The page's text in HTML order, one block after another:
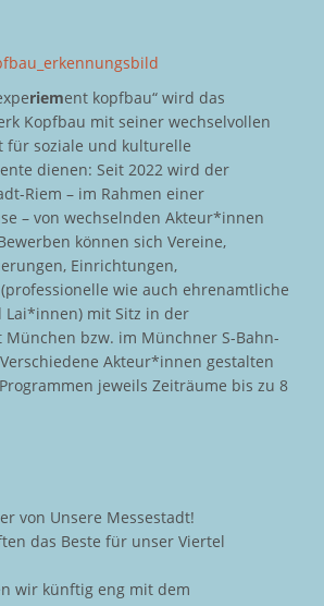
riement kopfbau“ wird das
Kopfbau mit seiner wechselvollen
für soziale und kulturelle
dienen: Seit 2022 wird der
Riem – im Rahmen einer
– von wechselnden Akteur*innen
können sich Vereine,
Einrichtungen,
wie auch ehrenamtliche
mit Sitz in der
München bzw. im Münchner S-Bahn-
Akteur*innen gestalten
jeweils Zeiträume bis zu 8
von Unsere Messestadt!
das Beste für unser Viertel
wir künftig eng mit dem